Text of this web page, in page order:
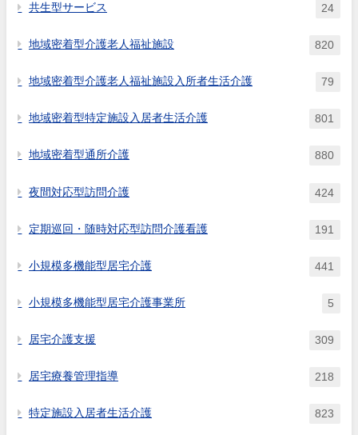
共生型サービス 24
地域密着型介護老人福祉施設 820
地域密着型介護老人福祉施設入所者生活介護 79
地域密着型特定施設入居者生活介護 801
地域密着型通所介護 880
夜間対応型訪問介護 424
定期巡回・随時対応型訪問介護看護 191
小規模多機能型居宅介護 441
小規模多機能型居宅介護事業所 5
居宅介護支援 309
居宅療養管理指導 218
特定施設入居者生活介護 823